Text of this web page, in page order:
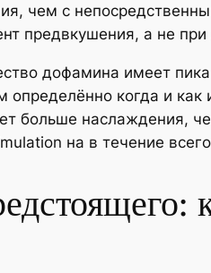
чем с
предвкушения, а не
дофамина имеет
когда и
больше наслаждения,
на в течение